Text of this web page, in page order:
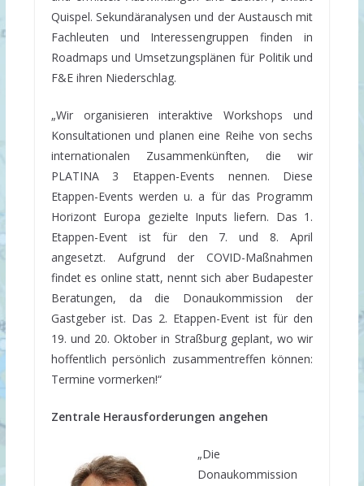
Quispel. Sekundäranalysen und der Austausch mit
Fachleuten und Interessengruppen finden in
Roadmaps und Umsetzungsplänen für Politik und
F&E ihren Niederschlag.
„Wir organisieren interaktive Workshops und
Konsultationen und planen eine Reihe von sechs
internationalen Zusammenkünften, die wir
PLATINA 3 Etappen-Events nennen. Diese
Etappen-Events werden u. a für das Programm
Horizont Europa gezielte Inputs liefern. Das 1.
Etappen-Event ist für den 7. und 8. April
angesetzt. Aufgrund der COVID-Maßnahmen
findet es online statt, nennt sich aber Budapester
Beratungen, da die Donaukommission der
Gastgeber ist. Das 2. Etappen-Event ist für den
19. und 20. Oktober in Straßburg geplant, wo wir
hoffentlich persönlich zusammentreffen können:
Termine vormerken!“
Zentrale Herausforderungen angehen
„Die
Donaukommission